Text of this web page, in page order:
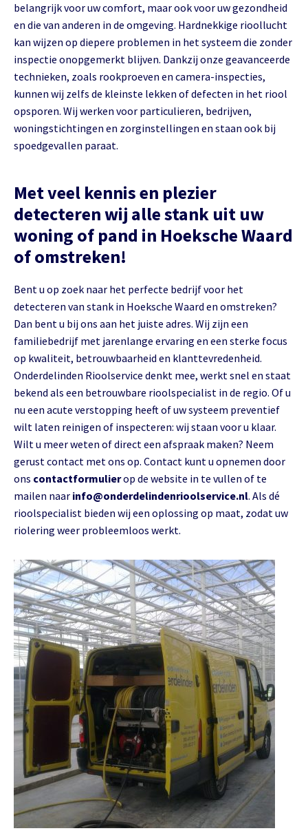
belangrijk voor uw comfort, maar ook voor uw gezondheid
en die van anderen in de omgeving. Hardnekkige rioollucht
kan wijzen op diepere problemen in het systeem die zonder
inspectie onopgemerkt blijven. Dankzij onze geavanceerde
technieken, zoals rookproeven en camera-inspecties,
kunnen wij zelfs de kleinste lekken of defecten in het riool
opsporen. Wij werken voor particulieren, bedrijven,
woningstichtingen en zorginstellingen en staan ook bij
spoedgevallen paraat.
Met veel kennis en plezier
detecteren wij alle stank uit uw
woning of pand in Hoeksche Waard
of omstreken!
Bent u op zoek naar het perfecte bedrijf voor het
detecteren van stank in Hoeksche Waard en omstreken?
Dan bent u bij ons aan het juiste adres. Wij zijn een
familiebedrijf met jarenlange ervaring en een sterke focus
op kwaliteit, betrouwbaarheid en klanttevredenheid.
Onderdelinden Rioolservice denkt mee, werkt snel en staat
bekend als een betrouwbare rioolspecialist in de regio. Of u
nu een acute verstopping heeft of uw systeem preventief
wilt laten reinigen of inspecteren: wij staan voor u klaar.
Wilt u meer weten of direct een afspraak maken? Neem
gerust contact met ons op. Contact kunt u opnemen door
ons contactformulierop de website in te vullen of te
mailen naar info@onderdelindenrioolservice.nl. Als dé
rioolspecialist bieden wij een oplossing op maat, zodat uw
riolering weer probleemloos werkt.